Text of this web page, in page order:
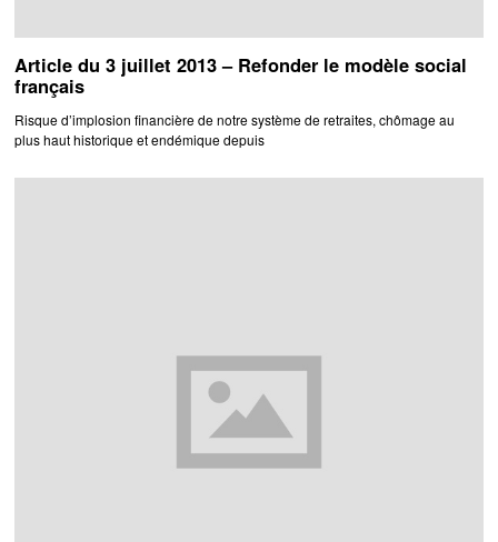
Article du 3 juillet 2013 – Refonder le modèle social
français
Risque d’implosion financière de notre système de retraites, chômage au
plus haut historique et endémique depuis